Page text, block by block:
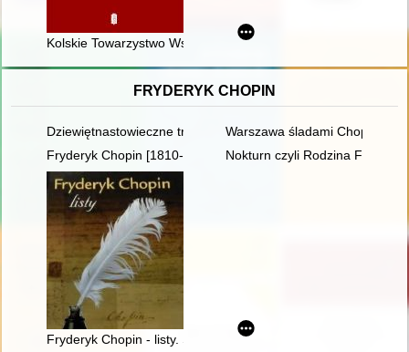
Kolskie Towarzystwo Wspomagania Biednych w świetle
FRYDERYK CHOPIN
Dziewiętnastowieczne transkrypcje utworów Fryderyka
Warszawa śladami Chopina.
Fryderyk Chopin [1810-1949] wśród Polaków na obczyźnie
Nokturn czyli Rodzina
Fryderyk Chopin - listy. Skarbiec spuścizny epistolarnej w